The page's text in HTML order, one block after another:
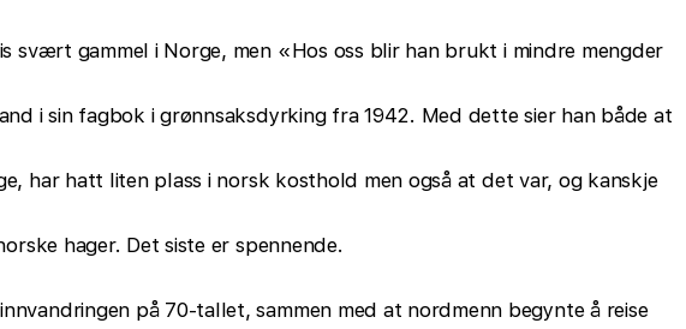
svært gammel i Norge, men «Hos oss blir han brukt i mindre mengder
i sin fagbok i grønnsaksdyrking fra 1942. Med dette sier han både at
har hatt liten plass i norsk kosthold men også at det var, og kanskje
hager. Det siste er spennende.
på 70-tallet, sammen med at nordmenn begynte å reise